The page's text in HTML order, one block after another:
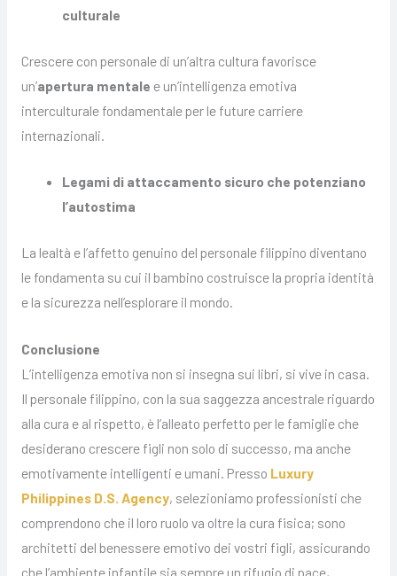
culturale
Crescere con personale di un’altra cultura favorisce
un’apertura mentale e un’intelligenza emotiva
interculturale fondamentale per le future carriere
internazionali.
Legami di attaccamento sicuro che potenziano
l’autostima
La lealtà e l’affetto genuino del personale filippino diventano
le fondamenta su cui il bambino costruisce la propria identità
e la sicurezza nell’esplorare il mondo.
Conclusione
L’intelligenza emotiva non si insegna sui libri, si vive in casa.
Il personale filippino, con la sua saggezza ancestrale riguardo
alla cura e al rispetto, è l’alleato perfetto per le famiglie che
desiderano crescere figli non solo di successo, ma anche
emotivamente intelligenti e umani. Presso Luxury
Philippines D.S. Agency, selezioniamo professionisti che
comprendono che il loro ruolo va oltre la cura fisica; sono
architetti del benessere emotivo dei vostri figli, assicurando
che l’ambiente infantile sia sempre un rifugio di pace,